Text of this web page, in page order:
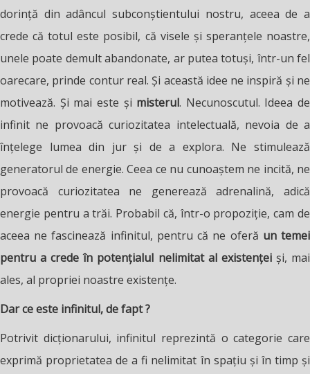
dorință din adâncul subconștientului nostru, aceea de a
crede că totul este posibil, că visele și speranțele noastre,
unele poate demult abandonate, ar putea totuși, într-un fel
oarecare, prinde contur real. Și această idee ne inspiră și ne
motivează. Și mai este și misterul. Necunoscutul. Ideea de
infinit ne provoacă curiozitatea intelectuală, nevoia de a
înțelege lumea din jur și de a explora. Ne stimulează
generatorul de energie. Ceea ce nu cunoaștem ne incită, ne
provoacă curiozitatea ne generează adrenalină, adică
energie pentru a trăi. Probabil că, într-o propoziție, cam de
aceea ne fascinează infinitul, pentru că ne oferă un temei
pentru a crede în potențialul nelimitat al existențeiși, mai
ales, al propriei noastre existențe.
Dar ce este infinitul, de fapt ?
Potrivit dicționarului, infinitul reprezintă o categorie care
exprimă proprietatea de a fi nelimitat în spațiu și în timp și